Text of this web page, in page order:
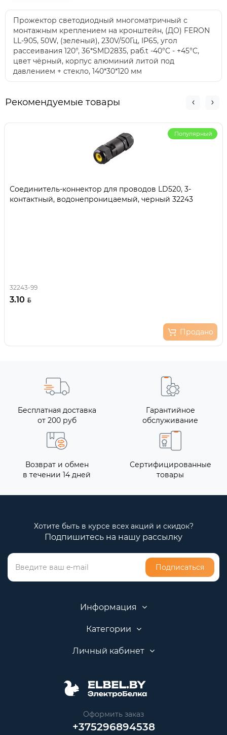
Прожектор светодиодный многоматричный с
монтажным креплением на кронштейн, (ДО) FERON
LL-905, 50W, (зеленый), 230V/50Гц, IP65, угол
рассеивания 120°, 36*SMD2835, раб.t -40°C - +45°C,
цвет чёрный, корпус алюминий литой под
давлением + стекло, 140*30*120 мм
Рекомендуемые товары
Популярный
Соединитель-коннектор для проводов LD520, 3-
контактный, водонепроницаемый, черный 32243
32243-99
3.10
Продано
Бесплатная доставка
от 200 руб
Гарантийное
обслуживание
Возврат и обмен
в течении 14 дней
Сертифицированные
товары
Хотите быть в курсе всех акций и скидок?
Подпишитесь на нашу рассылку
Подписаться
Информация
Категории
Личный кабинет
Оформить заказ
+375296894538